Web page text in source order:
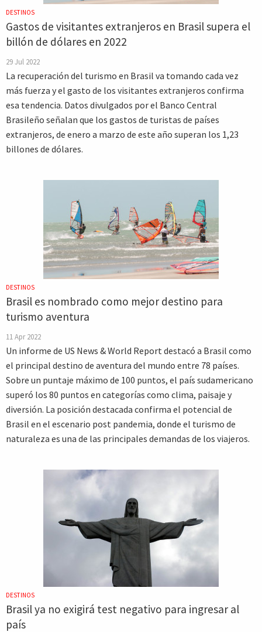
DESTINOS
Gastos de visitantes extranjeros en Brasil supera el
billón de dólares en 2022
29 Jul 2022
La recuperación del turismo en Brasil va tomando cada vez
más fuerza y el gasto de los visitantes extranjeros confirma
esa tendencia. Datos divulgados por el Banco Central
Brasileño señalan que los gastos de turistas de países
extranjeros, de enero a marzo de este año superan los 1,23
billones de dólares.
DESTINOS
Brasil es nombrado como mejor destino para
turismo aventura
11 Apr 2022
Un informe de US News & World Report destacó a Brasil como
el principal destino de aventura del mundo entre 78 países.
Sobre un puntaje máximo de 100 puntos, el país sudamericano
superó los 80 puntos en categorías como clima, paisaje y
diversión. La posición destacada confirma el potencial de
Brasil en el escenario post pandemia, donde el turismo de
naturaleza es una de las principales demandas de los viajeros.
DESTINOS
Brasil ya no exigirá test negativo para ingresar al
país